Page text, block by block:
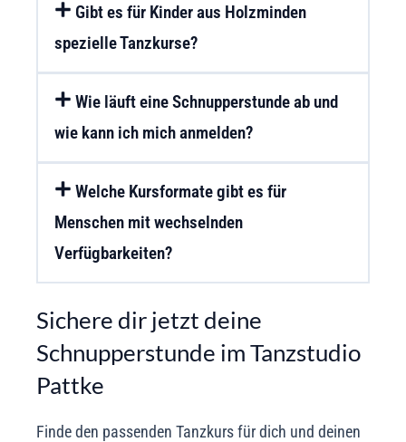
Gibt es für Kinder aus Holzminden
spezielle Tanzkurse?
Wie läuft eine Schnupperstunde ab und
wie kann ich mich anmelden?
Welche Kursformate gibt es für
Menschen mit wechselnden
Verfügbarkeiten?
Sichere dir jetzt deine
Schnupperstunde im Tanzstudio
Pattke
Finde den passenden Tanzkurs für dich und deinen